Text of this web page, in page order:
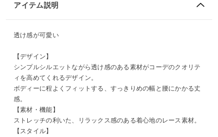
アイテム説明
透け感が可愛い
【デザイン】
シンプルシルエットながら透け感のある素材がコーデのクオリテ
ィを高めてくれるデザイン。
ボディーに程よくフィットする、すっきりめの幅と腰にかかる丈
感。
【素材・機能】
ストレッチの利いた、リラックス感のある着心地のレース素材。
【スタイル】